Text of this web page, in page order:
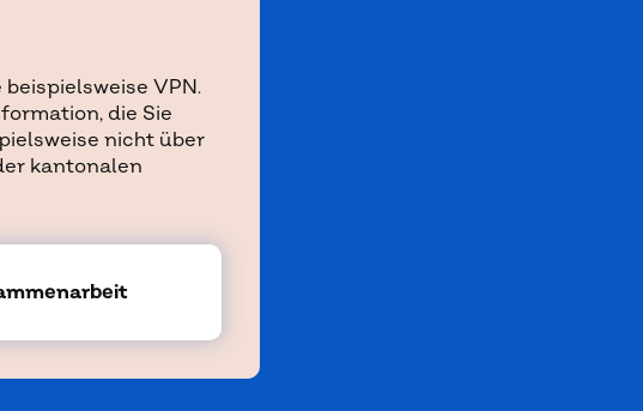
VPN.
die Sie
nicht über
kantonalen